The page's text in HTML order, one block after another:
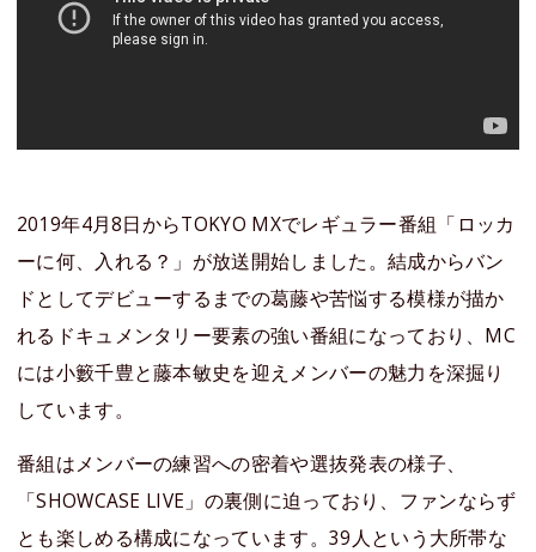
2019年4月8日からTOKYO MXでレギュラー番組「ロッカ
ーに何、入れる？」が放送開始しました。結成からバン
ドとしてデビューするまでの葛藤や苦悩する模様が描か
れるドキュメンタリー要素の強い番組になっており、MC
には小籔千豊と藤本敏史を迎えメンバーの魅力を深掘り
しています。
番組はメンバーの練習への密着や選抜発表の様子、
「SHOWCASE LIVE」の裏側に迫っており、ファンならず
とも楽しめる構成になっています。39人という大所帯な